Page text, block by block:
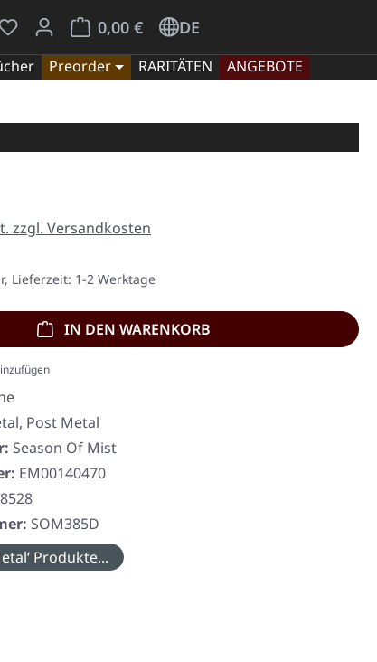
hast 0 Produkte auf dem Merkzettel
0,00 €
Warenkorb enthält 0 Positionen. Der
DE
Preorder RARITÄTEN
ANGEBOTE
zzgl. Versandkosten
Lieferzeit: 1-2 Werktage
IN DEN WARENKORB
Post Metal
Season Of Mist
EM00140470
SOM385D
Produkte...